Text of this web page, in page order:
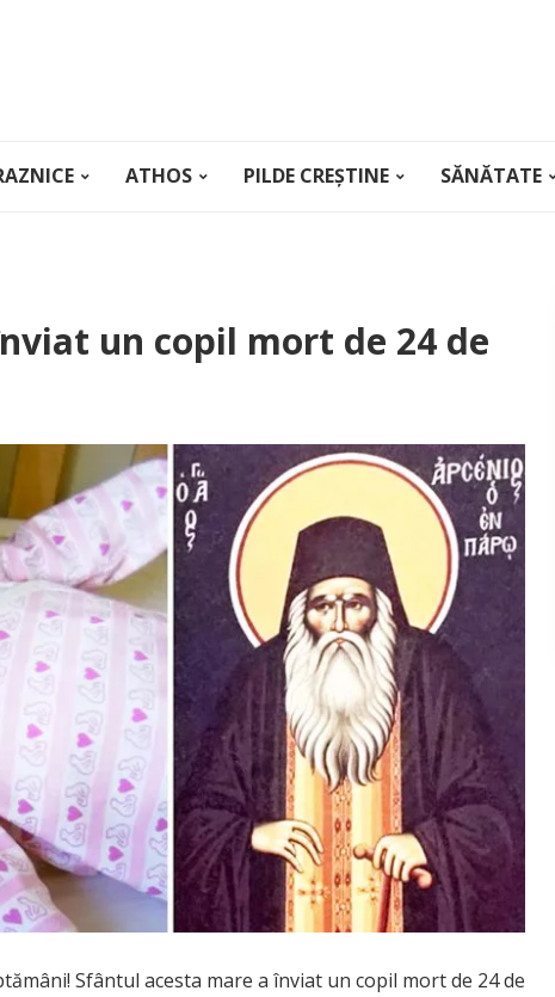
ATHOS PILDE CREȘTINE SĂNĂTATE
un copil mort de 24 de
Sfântul acesta mare a înviat un copil mort de 24 de